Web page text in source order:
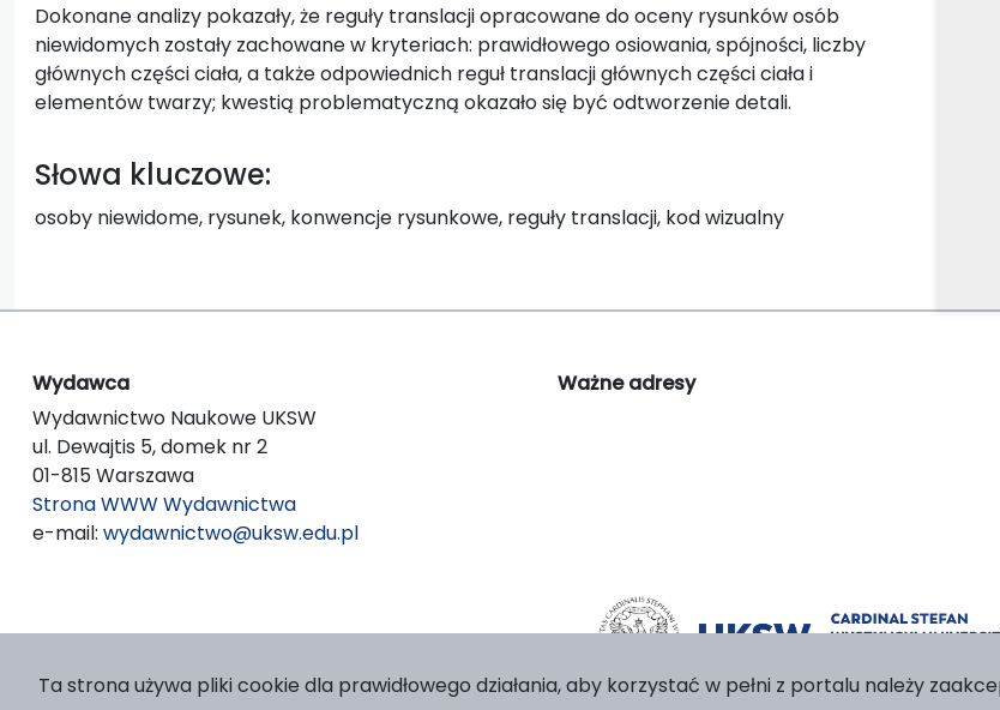
Dokonane analizy pokazały, że reguły translacji opracowane do oceny rysunków osób
niewidomych zostały zachowane w kryteriach: prawidłowego osiowania, spójności, liczby
głównych części ciała, a także odpowiednich reguł translacji głównych części ciała i
elementów twarzy; kwestią problematyczną okazało się być odtworzenie detali.
Słowa kluczowe:
osoby niewidome, rysunek, konwencje rysunkowe, reguły translacji, kod wizualny
Wydawca
Wydawnictwo Naukowe UKSW
ul. Dewajtis 5, domek nr 2
01-815 Warszawa
Strona WWW Wydawnictwa
e-mail: wydawnictwo@uksw.edu.pl
Ważne adresy
Ta strona używa pliki cookie dla prawidłowego działania, aby korzystać w pełni z portalu należy